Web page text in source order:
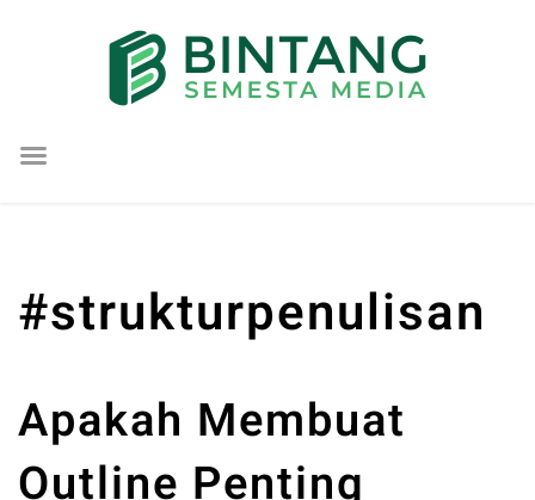
konten
#strukturpenulisan
Apakah Membuat
Outline Penting